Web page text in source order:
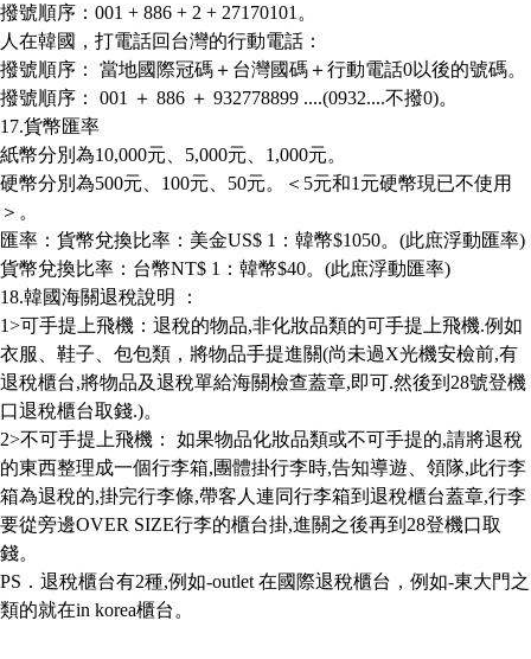
撥號順序： 001 + 886 + 2 + 27170101 。
人在韓國，打電話回台灣的行動電話：
撥號順序：
當地國際冠碼＋台灣國碼＋行動電話0以後的號碼。
撥號順序：
001 ＋ 886 ＋ 932778899 ....(0932....不撥0)。
17.貨幣匯率
紙幣分別為10,000元、 5,000元、 1,000元。
硬幣分別為500元、 100元、 50元。＜ 5元和1 元硬幣現已不使用
＞。
匯率：貨幣兌換比率：美金US$ 1 ：韓幣$1050。 (此庶浮動匯率)
貨幣兌換比率：台幣NT$ 1 ：韓幣$40。 (此庶浮動匯率)
18.韓國海關退稅說明
：
1>可手提上飛機：退稅的物品,非化妝品類的可手提上飛機.例如
衣服、鞋子、包包類，將物品手提進關(尚未過X光機安檢前,有
退稅櫃台,將物品及退稅單給海關檢查蓋章,即可.然後到 28號登機
口退稅櫃台取錢.)。
2>不可手提上飛機： 如果物品化妝品類或不可手提的,請將退稅
的東西整理成一個行李箱,團體掛行李時,告知導遊、領隊,此行李
箱為退稅的,掛完行李條,帶客人連同行李箱到退稅櫃台蓋章,行李
要從旁邊OVER SIZE行李的櫃台掛,進關之後再到 28登機口取
錢。
PS ．退稅櫃台有2種,例如-outlet 在國際退稅櫃台，例如-東大門之
類的就在in korea櫃台。